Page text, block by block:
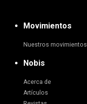
Movimientos
Nuestros movimientos
Nobis
Acerca de
Artículos